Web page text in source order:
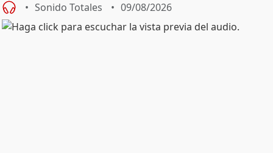
Sonido Totales 09/08/2026